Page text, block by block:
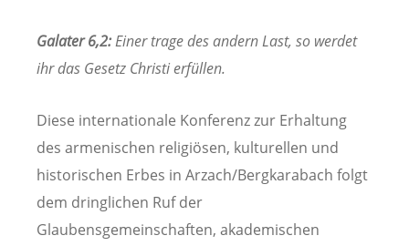
Galater 6,2:Einer trage des andern Last, so werdet
ihr das Gesetz Christi erfüllen.
Diese internationale Konferenz zur Erhaltung
des armenischen religiösen, kulturellen und
historischen Erbes in Arzach/Bergkarabach folgt
dem dringlichen Ruf der
Glaubensgemeinschaften, akademischen